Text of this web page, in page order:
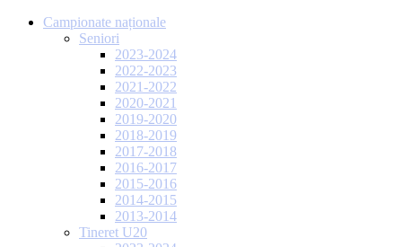
Campionate naționale
Seniori
2023-2024
2022-2023
2021-2022
2020-2021
2019-2020
2018-2019
2017-2018
2016-2017
2015-2016
2014-2015
2013-2014
Tineret U20